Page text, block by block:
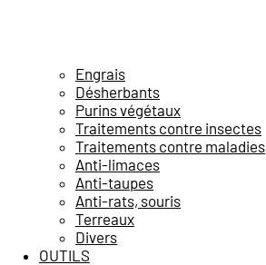
Engrais
Désherbants
Purins végétaux
Traitements contre insectes
Traitements contre maladies
Anti-limaces
Anti-taupes
Anti-rats, souris
Terreaux
Divers
OUTILS